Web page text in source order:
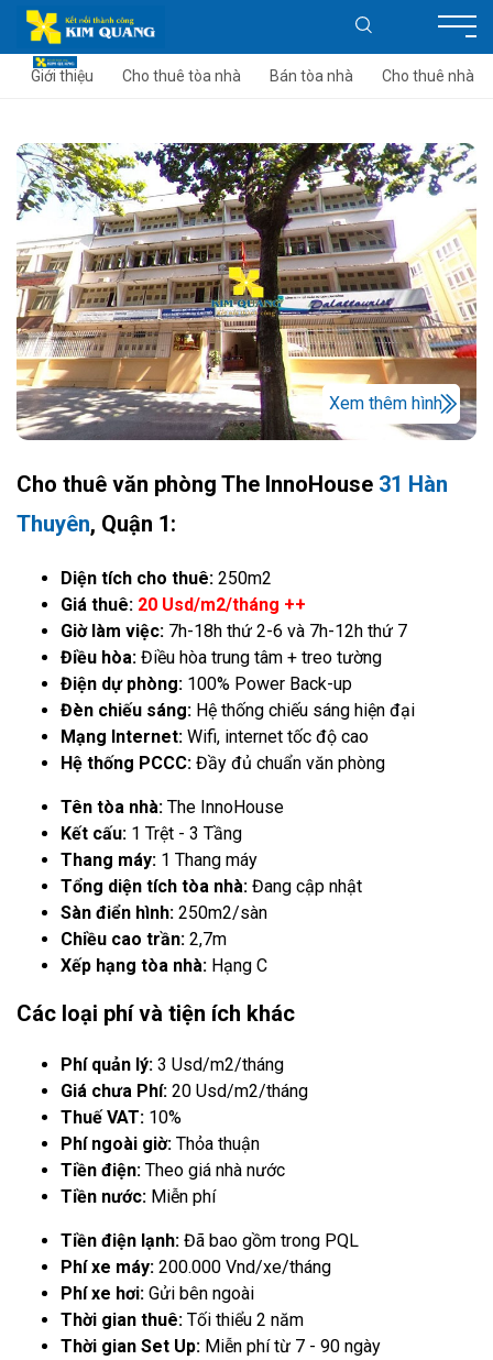
Giới thiệu Cho thuê tòa nhà Bán tòa nhà Cho thuê nhà
Xem thêm hình
Cho thuê văn phòng The InnoHouse 31 Hàn
Thuyên, Quận 1:
Diện tích cho thuê: 250m2
Giá thuê: 20 Usd/m2/tháng ++
Giờ làm việc: 7h-18h thứ 2-6 và 7h-12h thứ 7
Điều hòa: Điều hòa trung tâm + treo tường
Điện dự phòng: 100% Power Back-up
Đèn chiếu sáng: Hệ thống chiếu sáng hiện đại
Mạng Internet: Wifi, internet tốc độ cao
Hệ thống PCCC: Đầy đủ chuẩn văn phòng
Tên tòa nhà: The InnoHouse
Kết cấu: 1 Trệt - 3 Tầng
Thang máy: 1 Thang máy
Tổng diện tích tòa nhà: Đang cập nhật
Sàn điển hình: 250m2/sàn
Chiều cao trần: 2,7m
Xếp hạng tòa nhà: Hạng C
Các loại phí và tiện ích khác
Phí quản lý: 3 Usd/m2/tháng
Giá chưa Phí: 20 Usd/m2/tháng
Thuế VAT: 10%
Phí ngoài giờ: Thỏa thuận
Tiền điện: Theo giá nhà nước
Tiền nước: Miễn phí
Tiền điện lạnh: Đã bao gồm trong PQL
Phí xe máy: 200.000 Vnd/xe/tháng
Phí xe hơi: Gửi bên ngoài
Thời gian thuê: Tối thiểu 2 năm
Thời gian Set Up: Miễn phí từ 7 - 90 ngày